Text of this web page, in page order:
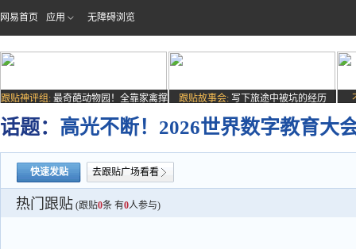
网易首页 应用 无障碍浏览
跟贴神评组: 最奇葩动物园！全靠家禽撑
场子
跟贴故事会: 写下旅途中被坑的经历
话题： 高光不断！2026世界数字教育大
快速发贴 去跟贴广场看看
热门跟贴 (跟贴0条 有0人参与)